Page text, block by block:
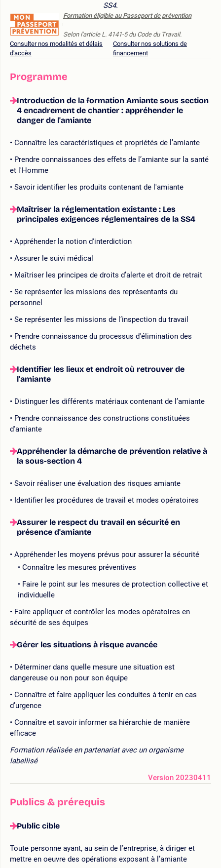
SS4.
Formation éligible au Passeport de prévention
Selon l'article L. 4141-5 du Code du Travail.
Consulter nos modalités et délais
d'accès
Consulter nos solutions de
financement
Programme
Introduction de la formation Amiante sous section
4 encadrement de chantier : appréhender le
danger de l'amiante
Connaître les caractéristiques et propriétés de l’amiante
Prendre connaissances des effets de l’amiante sur la santé
et l'Homme
Savoir identifier les produits contenant de l'amiante
Maîtriser la réglementation existante : Les
principales exigences réglementaires de la SS4
Appréhender la notion d'interdiction
Assurer le suivi médical
Maîtriser les principes de droits d’alerte et droit de retrait
Se représenter les missions des représentants du
personnel
Se représenter les missions de l’inspection du travail
Prendre connaissance du processus d'élimination des
déchets
Identifier les lieux et endroit où retrouver de
l'amiante
Distinguer les différents matériaux contenant de l’amiante
Prendre connaissance des constructions constituées
d'amiante
Appréhender la démarche de prévention relative à
la sous-section 4
Savoir réaliser une évaluation des risques amiante
Identifier les procédures de travail et modes opératoires
Assurer le respect du travail en sécurité en
présence d'amiante
Appréhender les moyens prévus pour assurer la sécurité
Connaître les mesures préventives
Faire le point sur les mesures de protection collective et
individuelle
Faire appliquer et contrôler les modes opératoires en
sécurité de ses équipes
Gérer les situations à risque avancée
Déterminer dans quelle mesure une situation est
dangereuse ou non pour son équipe
Connaître et faire appliquer les conduites à tenir en cas
d’urgence
Connaître et savoir informer sa hiérarchie de manière
efficace
Formation réalisée en partenariat avec un organisme
labellisé
Version 20230411
Publics & prérequis
Public cible
Toute personne ayant, au sein de l’entreprise, à diriger et
mettre en oeuvre des opérations exposant à l’amiante